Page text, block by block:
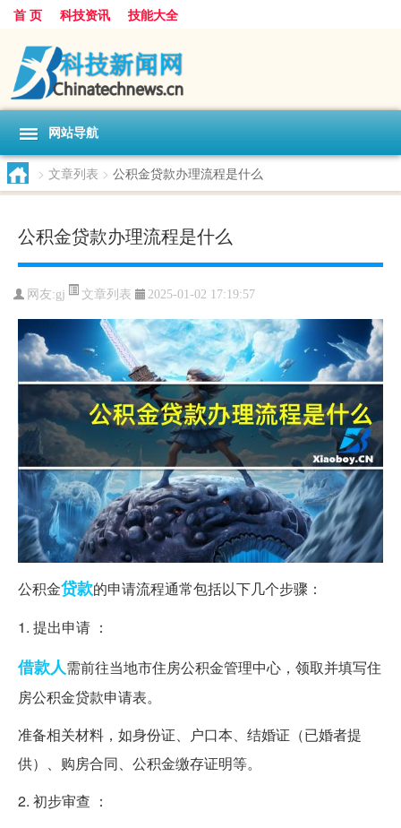
首 页 科技资讯 技能大全
网站导航
> 文章列表 > 公积金贷款办理流程是什么
公积金贷款办理流程是什么
网友:gj 文章列表 2025-01-02 17:19:57
公积金贷款的申请流程通常包括以下几个步骤：
1. 提出申请 ：
借款人需前往当地市住房公积金管理中心，领取并填写住
房公积金贷款申请表。
准备相关材料，如身份证、户口本、结婚证（已婚者提
供）、购房合同、公积金缴存证明等。
2. 初步审查 ：